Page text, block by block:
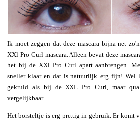
Ik moet zeggen dat deze mascara bijna net
XXl Pro Curl mascara. Alleen bevat deze
het bij de XXl Pro Curl apart aanbrengen.
sneller klaar en dat is natuurlijk erg fijn! Wel
gekruld als bij de XXL Pro Curl, maar
vergelijkbaar.
Het borsteltje is erg prettig in gebruik. Er komt